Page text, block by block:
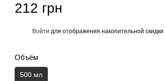
212 грн
Войти для отображения накопительной скидки
Объём
500 мл